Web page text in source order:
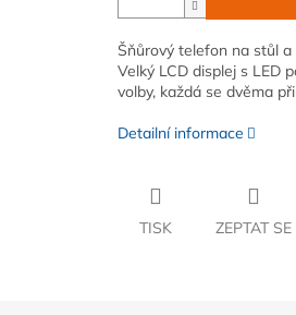
Šňůrový telefon na stůl
Velký LCD displej s LED
volby, každá se dvěma
Detailní informace
TISK ZEPTAT SE